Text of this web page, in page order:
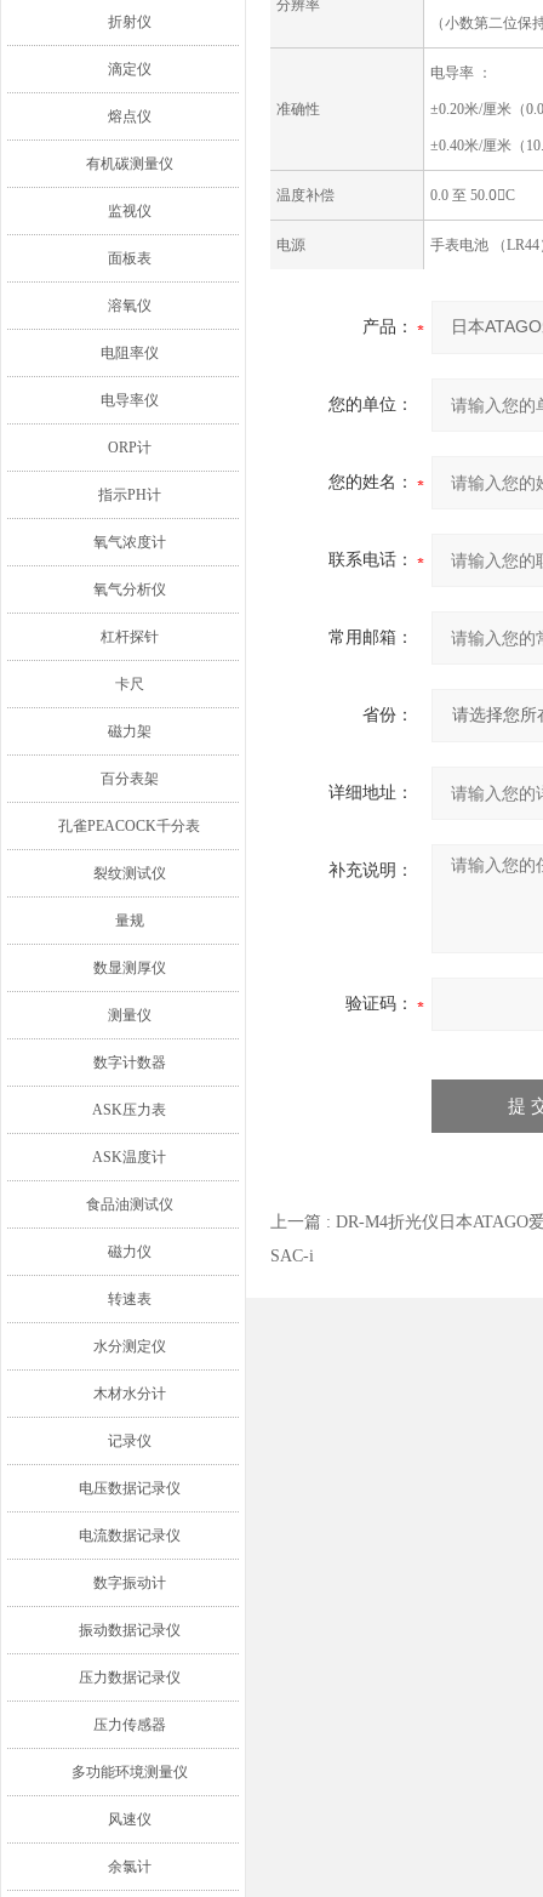
折射仪
滴定仪
熔点仪
有机碳测量仪
监视仪
面板表
溶氧仪
电阻率仪
电导率仪
ORP计
指示PH计
氧气浓度计
氧气分析仪
杠杆探针
卡尺
磁力架
百分表架
孔雀PEACOCK千分表
裂纹测试仪
量规
数显测厚仪
测量仪
数字计数器
ASK压力表
ASK温度计
食品油测试仪
磁力仪
转速表
水分测定仪
木材水分计
记录仪
电压数据记录仪
电流数据记录仪
数字振动计
振动数据记录仪
压力数据记录仪
压力传感器
多功能环境测量仪
风速仪
余氯计
分辨率
（小数第二位保
准确性
电导率 ：
±0.20米/厘米（
±0.40米/厘米（
温度补偿 0.0 至 50.0゚C
电源 手表电池 （LR44
产品：
您的单位：
您的姓名：
联系电话：
常用邮箱：
省份：
详细地址：
补充说明：
验证码：
上一篇 : DR-M4折光仪日本ATAGO
SAC-i